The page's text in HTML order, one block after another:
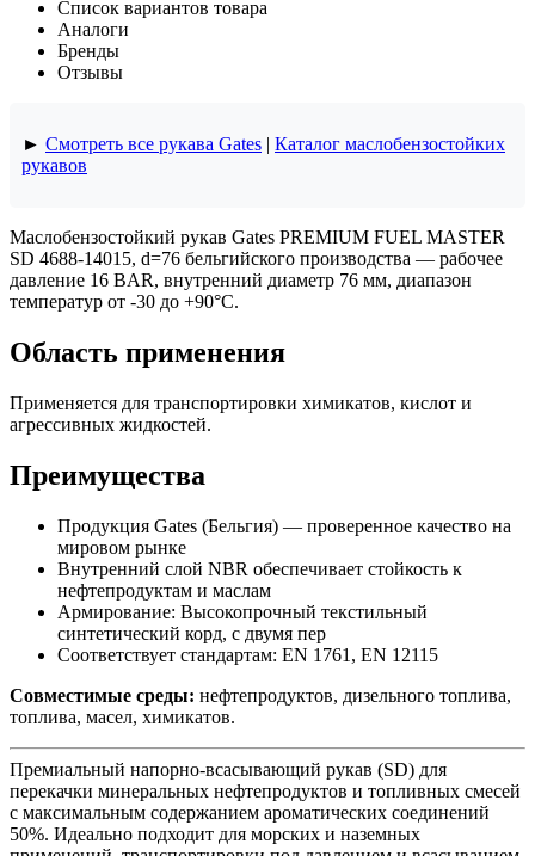
Список вариантов товара
Аналоги
Бренды
Отзывы
► Смотреть все рукава Gates | Каталог маслобензостойких
рукавов
Маслобензостойкий рукав Gates PREMIUM FUEL MASTER
SD 4688-14015, d=76 бельгийского производства — рабочее
давление 16 BAR, внутренний диаметр 76 мм, диапазон
температур от -30 до +90°C.
Область применения
Применяется для транспортировки химикатов, кислот и
агрессивных жидкостей.
Преимущества
Продукция Gates (Бельгия) — проверенное качество на
мировом рынке
Внутренний слой NBR обеспечивает стойкость к
нефтепродуктам и маслам
Армирование: Высокопрочный текстильный
синтетический корд, с двумя пер
Соответствует стандартам: EN 1761, EN 12115
Совместимые среды: нефтепродуктов, дизельного топлива,
топлива, масел, химикатов.
Премиальный напорно-всасывающий рукав (SD) для
перекачки минеральных нефтепродуктов и топливных смесей
с максимальным содержанием ароматических соединений
50%. Идеально подходит для морских и наземных